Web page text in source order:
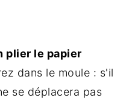
plier le papier
dans le moule : s'il
se déplacera pas